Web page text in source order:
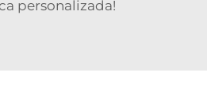
personalizada!